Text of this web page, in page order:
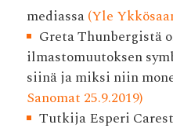
mediassa(Yle
Greta Thunbergistä
ilmastomuutoksen
siinä ja miksi niin
Sanomat 25.9.2019)
Tutkija Esperi